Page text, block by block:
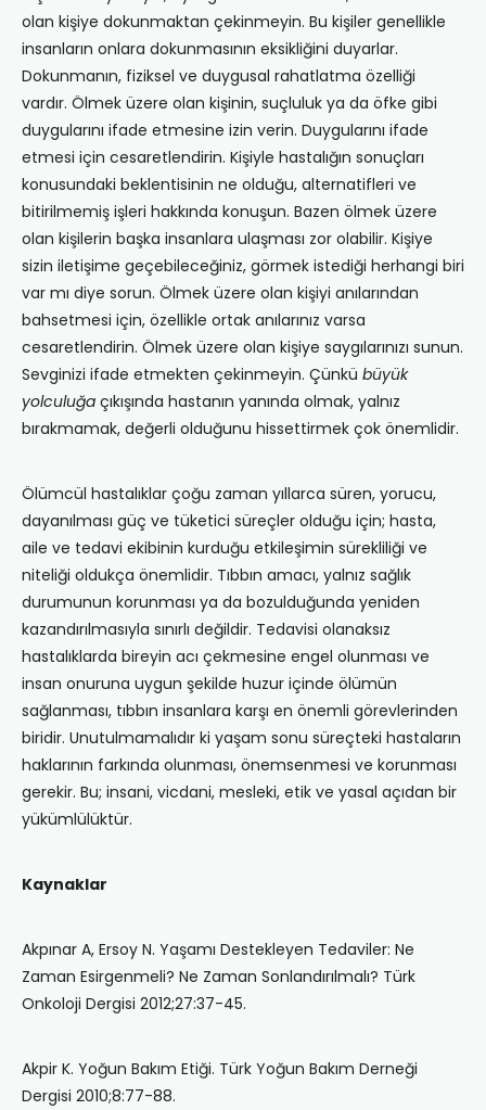
olan kişiye dokunmaktan çekinmeyin. Bu kişiler genellikle
insanların onlara dokunmasının eksikliğini duyarlar.
Dokunmanın, fiziksel ve duygusal rahatlatma özelliği
vardır. Ölmek üzere olan kişinin, suçluluk ya da öfke gibi
duygularını ifade etmesine izin verin. Duygularını ifade
etmesi için cesaretlendirin. Kişiyle hastalığın sonuçları
konusundaki beklentisinin ne olduğu, alternatifleri ve
bitirilmemiş işleri hakkında konuşun. Bazen ölmek üzere
olan kişilerin başka insanlara ulaşması zor ola­bilir. Kişiye
sizin iletişime geçebileceğiniz, görmek istediği herhangi biri
var mı diye sorun. Ölmek üzere olan kişiyi anılarından
bahsetmesi için, özellikle ortak anılarınız varsa
cesaretlendirin. Ölmek üzere olan kişiye saygılarınızı sunun.
Sevginizi ifade etmek­ten çekinmeyin. Çünkü büyük
yolculuğa çıkışında hastanın yanında olmak, yalnız
bırakmamak, değerli olduğunu hissettirmek çok önemlidir.
Ölümcül hastalıklar çoğu zaman yıllarca süren, yorucu,
dayanılması güç ve tüketici süreçler olduğu için; hasta,
aile ve tedavi ekibinin kurduğu etkileşimin sürekliliği ve
niteliği oldukça önemlidir. Tıbbın amacı, yalnız sağlık
durumunun korunması ya da bozulduğunda yeniden
kazandırılmasıyla sınırlı değildir. Tedavisi olanaksız
hastalıklarda bireyin acı çekmesine engel olunması ve
insan onuruna uygun şekilde huzur içinde ölümün
sağlanması, tıbbın insanlara karşı en önemli görevlerinden
biridir. Unutulmamalıdır ki yaşam sonu süreçteki hastaların
haklarının farkında olunması, önemsenmesi ve korunması
gerekir. Bu; insani, vicdani, mesleki, etik ve yasal açıdan bir
yükümlülüktür.
Kaynaklar
Akpınar A, Ersoy N. Yaşamı Destekleyen Tedaviler: Ne
Zaman Esirgenmeli? Ne Zaman Sonlandırılmalı? Türk
Onkoloji Dergisi 2012;27:37-45.
Akpir K. Yoğun Bakım Etiği. Türk Yoğun Bakım Derneği
Dergisi 2010;8:77-88.